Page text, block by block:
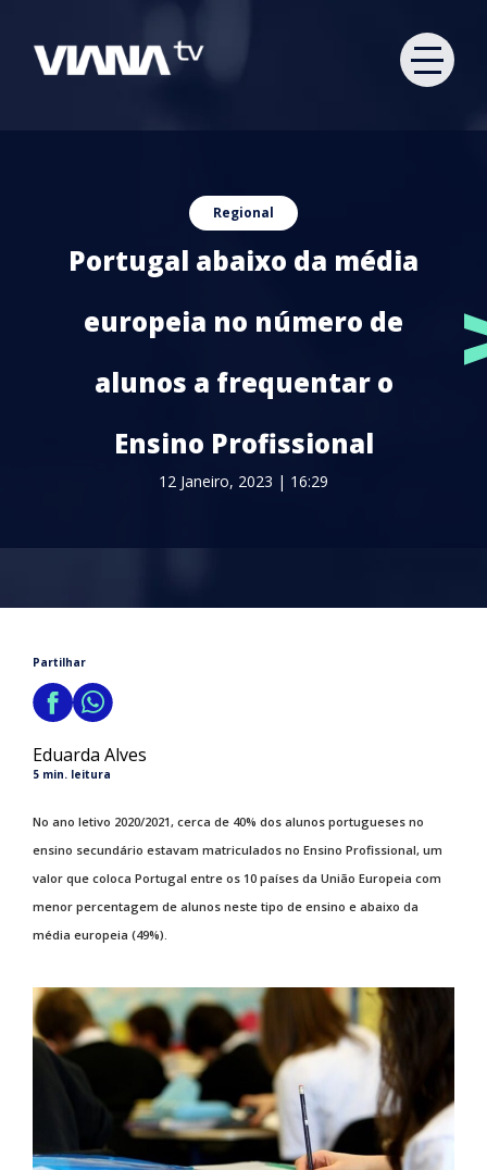
Regional
Portugal abaixo da média
europeia no número de
alunos a frequentar o
Ensino Profissional
12 Janeiro, 2023 | 16:29
Partilhar
Eduarda Alves
5 min. leitura
No ano letivo 2020/2021, cerca de 40% dos alunos portugueses no
ensino secundário estavam matriculados no Ensino Profissional, um
valor que coloca Portugal entre os 10 países da União Europeia com
menor percentagem de alunos neste tipo de ensino e abaixo da
média europeia (49%).